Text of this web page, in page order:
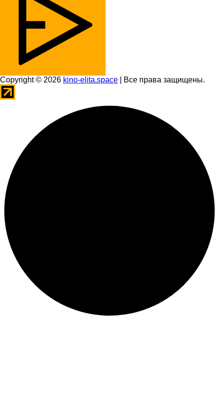
Copyright © 2026 kino-elita.space | Все права защищены.